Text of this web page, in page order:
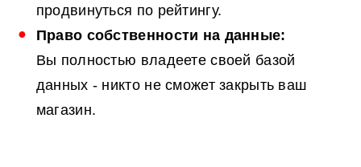
продвинуться по рейтингу.
Право собственности на данные:
Вы полностью владеете своей базой
данных - никто не сможет закрыть ваш
магазин.